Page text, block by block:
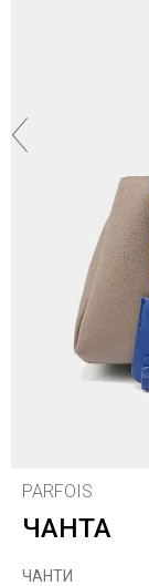
PARFOIS
ЧАНТА
ЧАНТИ